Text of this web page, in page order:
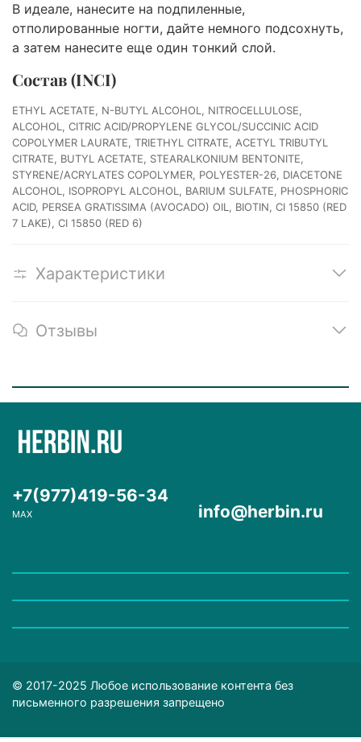
В идеале, нанесите на подпиленные,
отполированные ногти, дайте немного подсохнуть,
а затем нанесите еще один тонкий слой.
Состав (INCI)
ETHYL ACETATE, N-BUTYL ALCOHOL, NITROCELLULOSE,
ALCOHOL, CITRIC ACID/PROPYLENE GLYCOL/SUCCINIC ACID
COPOLYMER LAURATE, TRIETHYL CITRATE, ACETYL TRIBUTYL
CITRATE, BUTYL ACETATE, STEARALKONIUM BENTONITE,
STYRENE/ACRYLATES COPOLYMER, POLYESTER-26, DIACETONE
ALCOHOL, ISOPROPYL ALCOHOL, BARIUM SULFATE, PHOSPHORIC
ACID, PERSEA GRATISSIMA (AVOCADO) OIL, BIOTIN, CI 15850 (RED
7 LAKE), CI 15850 (RED 6)
Характеристики
Отзывы
+7(977)419-56-34
MAX info@herbin.ru
© 2017-2025 Любое использование контента без
письменного разрешения запрещено